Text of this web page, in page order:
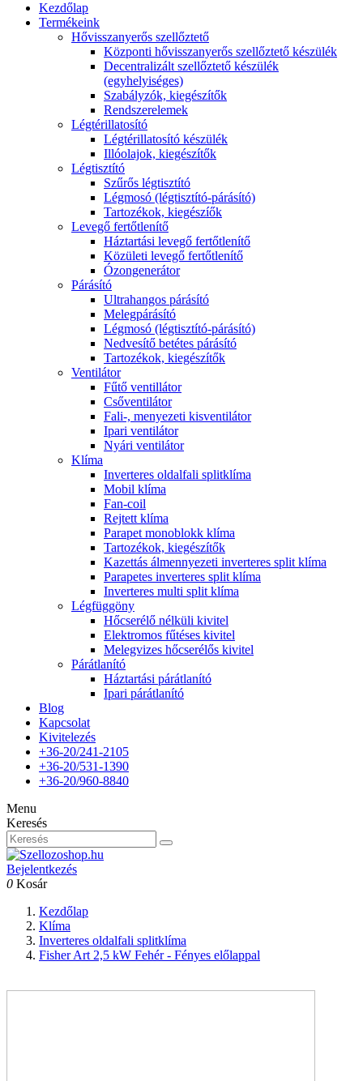
Kezdőlap
Termékeink
Hővisszanyerős szellőztető
Központi hővisszanyerős szellőztető készülék
Decentralizált szellőztető készülék
(egyhelyiséges)
Szabályzók, kiegészítők
Rendszerelemek
Légtérillatosító
Légtérillatosító készülék
Illóolajok, kiegészítők
Légtisztító
Szűrős légtisztító
Légmosó (légtisztító-párásító)
Tartozékok, kiegészíők
Levegő fertőtlenítő
Háztartási levegő fertőtlenítő
Közületi levegő fertőtlenítő
Ózongenerátor
Párásító
Ultrahangos párásító
Melegpárásító
Légmosó (légtisztító-párásító)
Nedvesítő betétes párásító
Tartozékok, kiegészítők
Ventilátor
Fűtő ventillátor
Csőventilátor
Fali-, menyezeti kisventilátor
Ipari ventilátor
Nyári ventilátor
Klíma
Inverteres oldalfali splitklíma
Mobil klíma
Fan-coil
Rejtett klíma
Parapet monoblokk klíma
Tartozékok, kiegészítők
Kazettás álmennyezeti inverteres split klíma
Parapetes inverteres split klíma
Inverteres multi split klíma
Légfüggöny
Hőcserélő nélküli kivitel
Elektromos fűtéses kivitel
Melegvizes hőcserélős kivitel
Párátlanító
Háztartási párátlanító
Ipari párátlanító
Blog
Kapcsolat
Kivitelezés
+36-20/241-2105
+36-20/531-1390
+36-20/960-8840
Menu
Keresés
Bejelentkezés
0 Kosár
Kezdőlap
Klíma
Inverteres oldalfali splitklíma
Fisher Art 2,5 kW Fehér - Fényes előlappal